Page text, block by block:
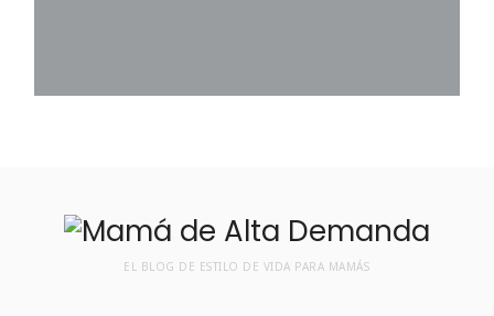
EL BLOG DE ESTILO DE VIDA PARA MAMÁS